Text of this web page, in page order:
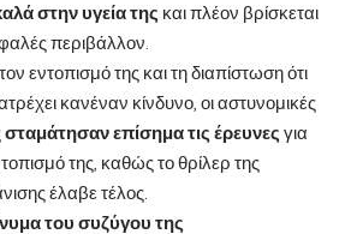
στην υγεία της και πλέον βρίσκεται
περιβάλλον.
εντοπισμό της και τη διαπίστωση ότι
κανέναν κίνδυνο, οι αστυνομικές
σταμάτησαν επίσημα τις έρευνες για
της, καθώς το θρίλερ της
έλαβε τέλος.
του συζύγου της